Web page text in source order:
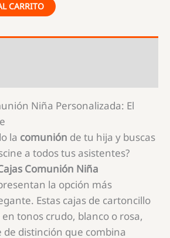
CARRITO
Niña Personalizada: El
la comunión de tu hija y buscas
a todos tus asistentes?
Comunión Niña
la opción más
Estas cajas de cartoncillo
tonos crudo, blanco o rosa,
distinción que combina